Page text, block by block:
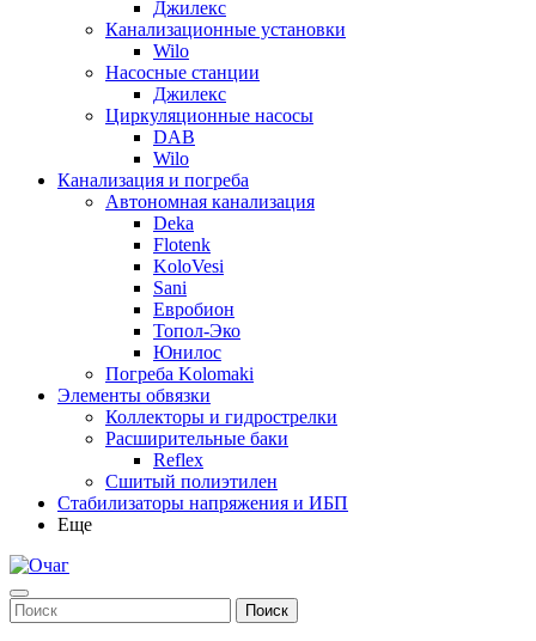
Джилекс
Канализационные установки
Wilo
Насосные станции
Джилекс
Циркуляционные насосы
DAB
Wilo
Канализация и погреба
Автономная канализация
Deka
Flotenk
KoloVesi
Sani
Евробион
Топол-Эко
Юнилос
Погреба Kolomaki
Элементы обвязки
Коллекторы и гидрострелки
Расширительные баки
Reflex
Сшитый полиэтилен
Стабилизаторы напряжения и ИБП
Еще